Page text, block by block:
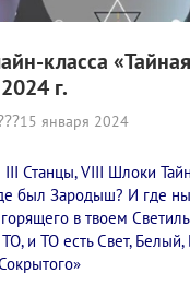
класса
г.
15 января 2024
III Станцы, VIII Шлоки
был Зародыш? И где
в твоем
и ТО есть Свет,